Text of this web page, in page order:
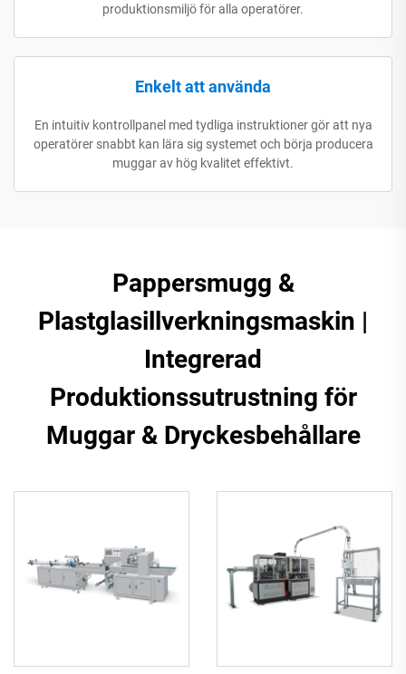
produktionsmiljö för alla operatörer.
Enkelt att använda
En intuitiv kontrollpanel med tydliga instruktioner gör att nya
operatörer snabbt kan lära sig systemet och börja producera
muggar av hög kvalitet effektivt.
Pappersmugg &
Plastglasillverkningsmaskin |
Integrerad
Produktionssutrustning för
Muggar & Dryckesbehållare